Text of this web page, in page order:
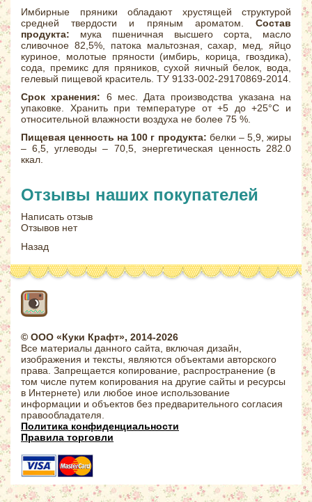
Имбирные пряники обладают хрустящей структурой
средней твердости и пряным ароматом.
Состав
продукта: мука пшеничная высшего сорта, масло
сливочное 82,5%, патока мальтозная, сахар, мед, яйцо
куриное, молотые пряности (имбирь, корица, гвоздика),
сода, премикс для пряников, сухой яичный белок, вода,
гелевый пищевой краситель. ТУ 9133-002-29170869-2014.
Срок хранения: 6 мес. Дата производства указана на
упаковке. Хранить при температуре от +5 до +25°С и
относительной влажности воздуха не более 75 %.
Пищевая ценность на 100 г продукта: белки – 5,9, жиры
– 6,5, углеводы – 70,5, энергетическая ценность 282.0
ккал.
Отзывы наших покупателей
Написать отзыв
Отзывов нет
Назад
© ООО «Куки Крафт», 2014-2026
Все материалы данного сайта, включая дизайн,
изображения и тексты, являются объектами авторского
права. Запрещается копирование, распространение (в
том числе путем копирования на другие сайты и ресурсы
в Интернете) или любое иное использование
информации и объектов без предварительного согласия
правообладателя.
Политика конфиденциальности
Правила торговли